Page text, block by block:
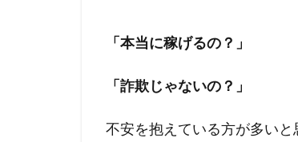
「本当に稼げるの？」
「詐欺じゃないの？」
不安を抱えている方が多いと